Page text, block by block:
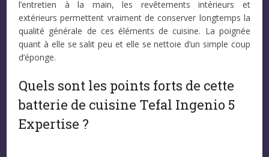
l’entretien à la main, les revêtements intérieurs et
extérieurs permettent vraiment de conserver longtemps la
qualité générale de ces éléments de cuisine. La poignée
quant à elle se salit peu et elle se nettoie d’un simple coup
d’éponge.
Quels sont les points forts de cette
batterie de cuisine Tefal Ingenio 5
Expertise ?